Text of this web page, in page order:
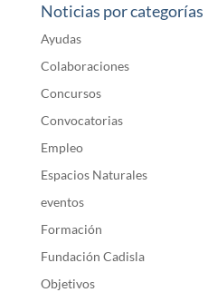
Noticias por categorías
Ayudas
Colaboraciones
Concursos
Convocatorias
Empleo
Espacios Naturales
eventos
Formación
Fundación Cadisla
Objetivos